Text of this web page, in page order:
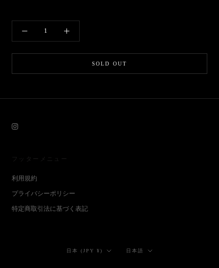
SOLD OUT
フッターメニュー
利用規約
プライバシーポリシー
特定商取引法に基づく表記
国/
日本 (JPY ¥)
言
日本語